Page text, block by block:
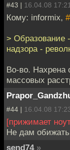
#43 | 16.04.08 17:21
Кому: informix,
> Образование
надзора -
Во-во. Нахрена
массовых
#44 | 16.04.08
[прижимает
Не дам обижать
send74 »